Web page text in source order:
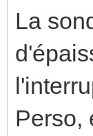
La
Perso,